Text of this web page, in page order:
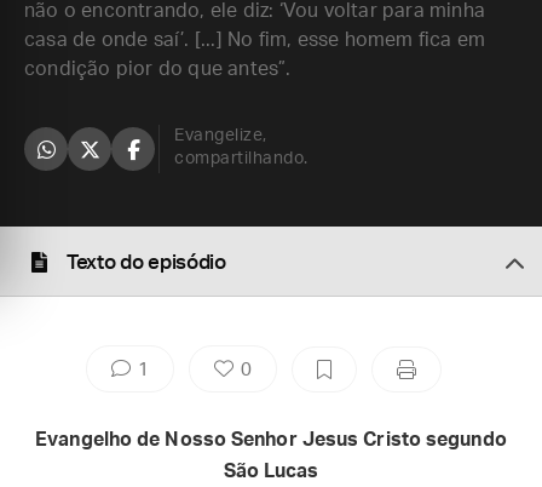
não o encontrando, ele diz: ‘Vou voltar para minha
casa de onde saí’. [...] No fim, esse homem fica em
condição pior do que antes”.
Evangelize,
compartilhando.
Texto do episódio
1 0
Evangelho de Nosso Senhor Jesus Cristo segundo
São Lucas